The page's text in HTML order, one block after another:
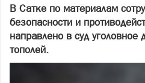
В Сатке по материалам
безопасности и
направлено в суд уголовное
тополей.